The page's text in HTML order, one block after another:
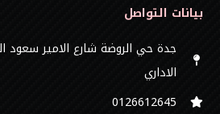
بيانات التواصل
جدة حي الروضة شارع الامير سعود
الاداري
0126612645‬